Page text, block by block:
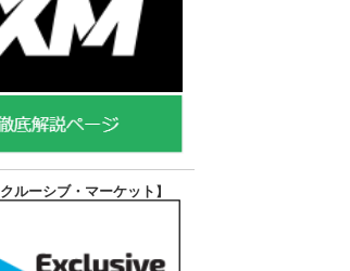
ルーシブ・マーケット 】